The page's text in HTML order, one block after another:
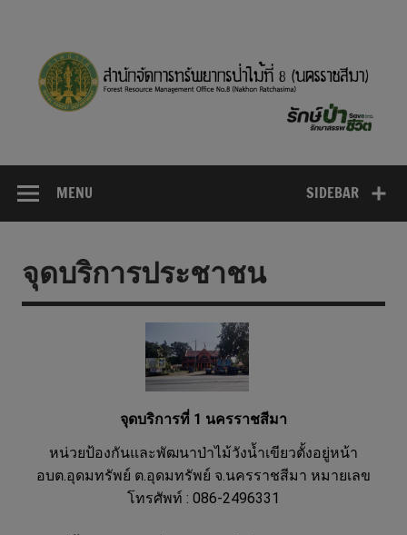
SIDEBAR
MENU
จุดบริการประชาชน
จุดบริการที่ 1 นครราชสีมา
หน่วยป้องกันและพัฒนาป่าไม้วังน้ำเขียวตั้งอยู่หน้า
อบต.อุดมทรัพย์ ต.อุดมทรัพย์ จ.นครราชสีมา หมายเลข
โทรศัพท์ : 086-2496331